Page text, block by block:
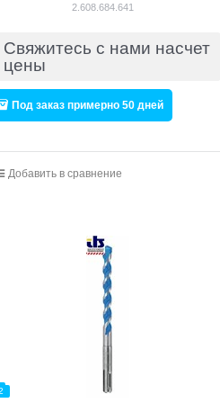
2.608.684.641
Свяжитесь с нами насчет
цены
Под заказ примерно 50 дней
Добавить в сравнение